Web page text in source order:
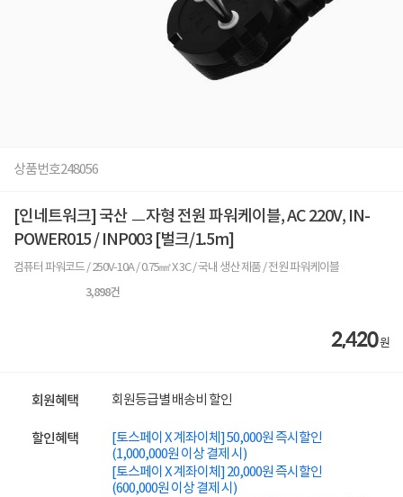
상품번호248056
[인네트워크] 국산 ㅡ자형 전원 파워케이블, AC 220V, IN-
POWER015 / INP003 [벌크/1.5m]
컴퓨터 파워코드 / 250V-10A / 0.75㎟ X 3C / 국내 생산 제품 / 전원 파워케이블
3,898건
2,420원
회원혜택 회원등급별 배송비 할인
할인혜택
[토스페이 X 계좌이체] 50,000원 즉시할인
(1,000,000원 이상 결제 시)
[토스페이 X 계좌이체] 20,000원 즉시할인
(600,000원 이상 결제 시)